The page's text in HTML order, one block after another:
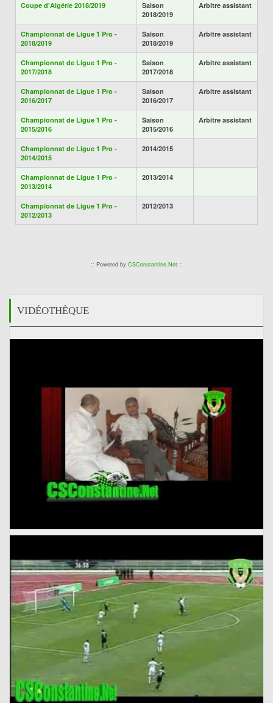
Coupe d'Algérie 2018/2019
Saison
2018/2019
Arbitre assistant
Championnat de Ligue 1 Pro -
2018/2019
Saison
2018/2019
Arbitre assistant
Championnat de Ligue 1 Pro -
2017/2018
Saison
2017/2018
Arbitre assistant
Championnat de Ligue 1 Pro -
2016/2017
Saison
2016/2017
Arbitre assistant
Championnat de Ligue 1 Pro -
2015/2016
Saison
2015/2016
Arbitre assistant
Championnat de Ligue 1 Pro -
2014/2015
2014/2015
Championnat de Ligue 1 Pro -
2013/2014
2013/2014
Championnat de Ligue 1 Pro -
2012/2013
2012/2013
:: Powered by CSConstantine.Net::
VIDÉOTHÈQUE